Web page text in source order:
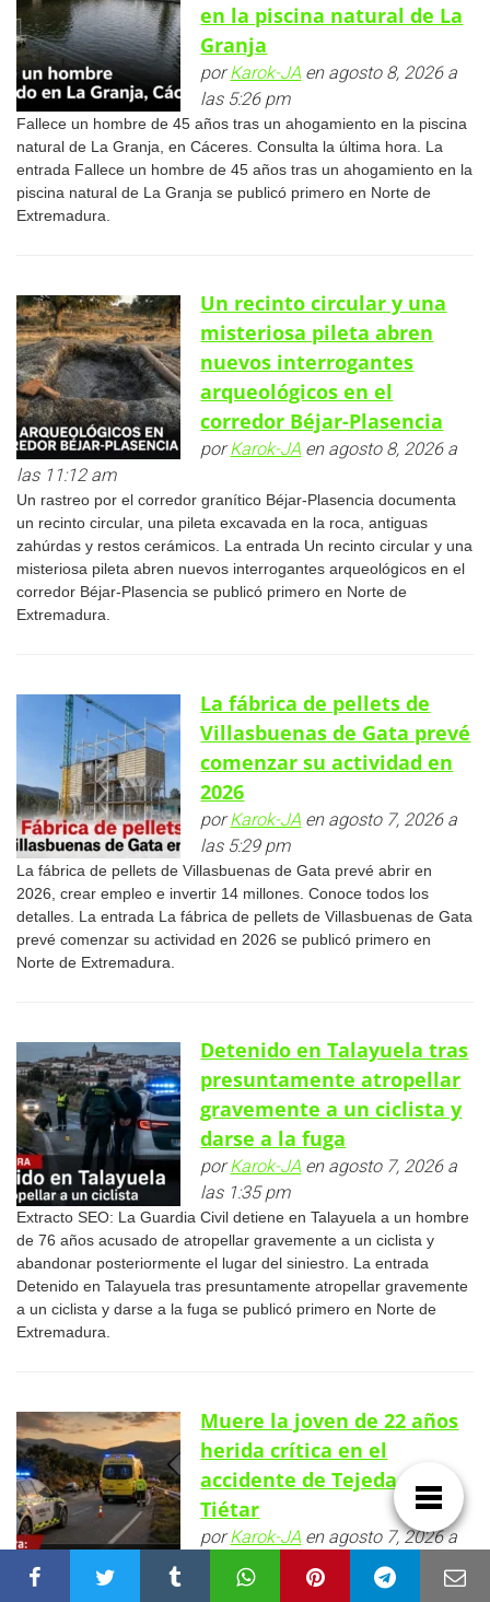
en la piscina natural de La
Granja
porKarok-JA en agosto 8, 2026 a
las 5:26 pm
Fallece un hombre de 45 años tras un ahogamiento en la piscina
natural de La Granja, en Cáceres. Consulta la última hora. La
entrada Fallece un hombre de 45 años tras un ahogamiento en la
piscina natural de La Granja se publicó primero en Norte de
Extremadura.
Un recinto circular y una
misteriosa pileta abren
nuevos interrogantes
arqueológicos en el
corredor Béjar-Plasencia
porKarok-JA en agosto 8, 2026 a
las 11:12 am
Un rastreo por el corredor granítico Béjar-Plasencia documenta
un recinto circular, una pileta excavada en la roca, antiguas
zahúrdas y restos cerámicos. La entrada Un recinto circular y una
misteriosa pileta abren nuevos interrogantes arqueológicos en el
corredor Béjar-Plasencia se publicó primero en Norte de
Extremadura.
La fábrica de pellets de
Villasbuenas de Gata prevé
comenzar su actividad en
2026
porKarok-JA en agosto 7, 2026 a
las 5:29 pm
La fábrica de pellets de Villasbuenas de Gata prevé abrir en
2026, crear empleo e invertir 14 millones. Conoce todos los
detalles. La entrada La fábrica de pellets de Villasbuenas de Gata
prevé comenzar su actividad en 2026 se publicó primero en
Norte de Extremadura.
Detenido en Talayuela tras
presuntamente atropellar
gravemente a un ciclista y
darse a la fuga
porKarok-JA en agosto 7, 2026 a
las 1:35 pm
Extracto SEO: La Guardia Civil detiene en Talayuela a un hombre
de 76 años acusado de atropellar gravemente a un ciclista y
abandonar posteriormente el lugar del siniestro. La entrada
Detenido en Talayuela tras presuntamente atropellar gravemente
a un ciclista y darse a la fuga se publicó primero en Norte de
Extremadura.
Muere la joven de 22 años
herida crítica en el
accidente de Tejeda de
Tiétar
porKarok-JA en agosto 7, 2026 a
las 12:30 pm
Fallece la joven de 22 años herida crítica en el accidente de